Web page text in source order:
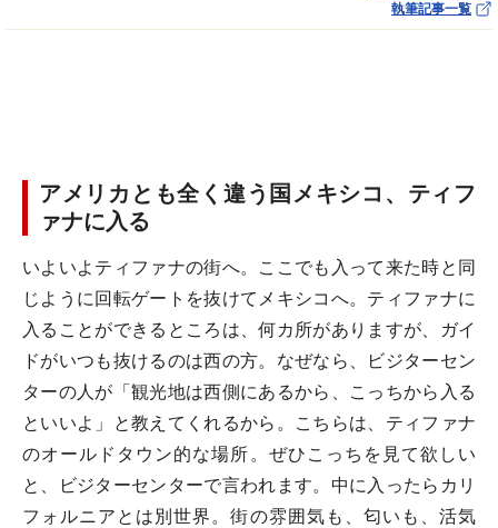
執筆記事一覧
アメリカとも全く違う国メキシコ、ティフ
ァナに入る
いよいよティファナの街へ。ここでも入って来た時と同
じように回転ゲートを抜けてメキシコへ。ティファナに
入ることができるところは、何カ所がありますが、ガイ
ドがいつも抜けるのは西の方。なぜなら、ビジターセン
ターの人が「観光地は西側にあるから、こっちから入る
といいよ」と教えてくれるから。こちらは、ティファナ
のオールドタウン的な場所。ぜひこっちを見て欲しい
と、ビジターセンターで言われます。中に入ったらカリ
フォルニアとは別世界。街の雰囲気も、匂いも、活気